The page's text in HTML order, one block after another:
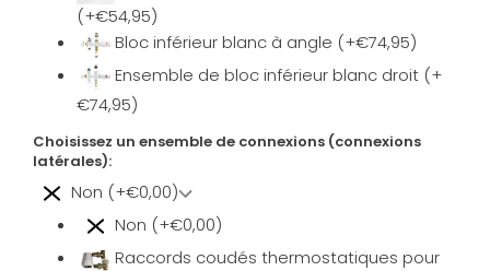
(+€54,95)
Bloc inférieur blanc à angle (+€74,95)
Ensemble de bloc inférieur blanc droit (+
€74,95)
Choisissez un ensemble de connexions (connexions
latérales):
Non (+€0,00)
Non (+€0,00)
Raccords coudés thermostatiques pour